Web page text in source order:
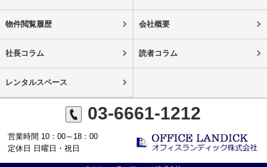
物件閲覧履歴 会社概要
社長コラム 読者コラム
レンタルスペース
03-6661-1212
営業時間 10：00～18：00
定休日 日曜日・祝日